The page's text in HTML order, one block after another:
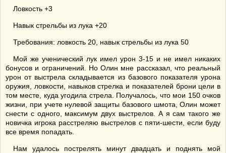
Ловкость +3
Навык стрельбы из лука +20
Требования: ловкость 20, навык стрельбы из лука 50
Мой же ученический лук имел урон 3-15 и не имел никаких
бонусов и ограничений. Но Олин мне рассказал, что реальный
урон от выстрела складывается из базового показателя урона
оружия, ловкости, навыков стрелка и показателей брони цели в
том месте, куда угодила стрела. Получалось, что мои 150 очков
жизни, при учете нулевой защиты базового шмота, Олин может
снести с одного, максимум двух выстрелов. А я сам такого же
новичка игрока расстреляю выстрелов с пяти-шести, если буду
все время попадать.
Нам удалось пострелять минут двадцать и поднять мой